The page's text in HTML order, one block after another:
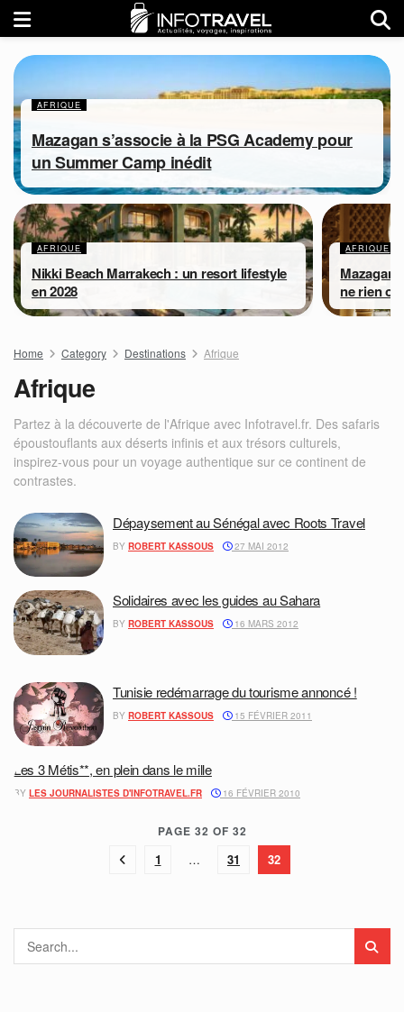
AFRIQUE
Mazagan s’associe à la PSG Academy pour
un Summer Camp inédit
AFRIQUE
Nikki Beach Marrakech : un resort lifestyle
en 2028
AFRIQUE
Mazagan
ne rien
Home Category Destinations Afrique
Afrique
Partez à la découverte de l'Afrique avec Infotravel.fr. Des safaris
époustouflants aux déserts infinis et aux trésors culturels,
inspirez-vous pour un voyage authentique sur ce continent de
contrastes.
Dépaysement au Sénégal avec Roots Travel
BY ROBERT KASSOUS 27 MAI 2012
Solidaires avec les guides au Sahara
BY ROBERT KASSOUS 16 MARS 2012
Tunisie redémarrage du tourisme annoncé !
BY ROBERT KASSOUS 15 FÉVRIER 2011
Les 3 Métis**, en plein dans le mille
BY LES JOURNALISTES D'INFOTRAVEL.FR 16 FÉVRIER 2010
PAGE 32 OF 32
1 … 31 32